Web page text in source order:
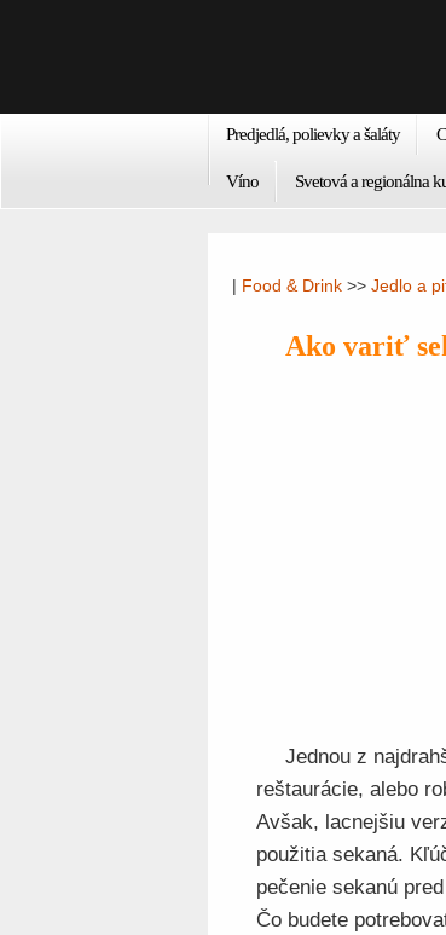
Predjedlá, polievky a šaláty
Víno Svetová a regionálna
| Food & Drink >> Jedlo a
Ako variť
Jednou z
reštaurácie, alebo
Avšak, lacnejšiu
použitia sekaná.
pečenie sekanú
Čo budete